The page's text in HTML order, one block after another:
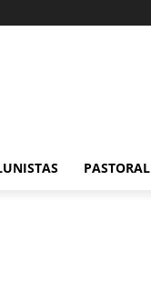
PASTORAL